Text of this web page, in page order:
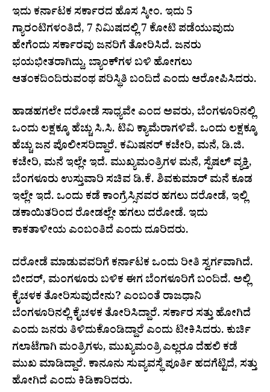
ಇದು ಕರ್ನಾಟಕ ಸರ್ಕಾರದ ಹೊಸ ಸ್ಕೀಂ. ಇದು 5
ಗ್ಯಾರಂಟಿಗಳಂತಿದೆ, 7 ನಿಮಿಷದಲ್ಲಿ 7 ಕೋಟಿ ಪಡೆಯುವುದು
ಹೇಗೆಂದು ಸರ್ಕಾರವು ಜನರಿಗೆ ತೋರಿಸಿದೆ. ಜನರು
ಭಯಭೀತರಾಗಿದ್ದು, ಬ್ಯಾಂಕ್‍ಗಳ ಬಳಿ ಹೋಗಲು
ಆತಂಕದಿಂದಿರುವಂಥ ಪರಿಸ್ಥಿತಿ ಬಂದಿದೆ ಎಂದು ಆರೋಪಿಸಿದರು.
ಹಾಡಹಗಲೇ ದರೋಡೆ ಸಾಧ್ಯವೇ ಎಂದ ಅವರು, ಬೆಂಗಳೂರಿನಲ್ಲಿ
ಒಂದು ಲಕ್ಷಕ್ಕೂ ಹೆಚ್ಚು ಸಿ.ಸಿ. ಟಿವಿ ಕ್ಯಾಮೆರಾಗಳಿವೆ. ಒಂದು ಲಕ್ಷಕ್ಕೂ
ಹೆಚ್ಚು ಜನ ಪೊಲೀಸರಿದ್ದಾರೆ. ಕಮಿಷನರ್ ಕಚೇರಿ, ಮನೆ, ಡಿ.ಜಿ.
ಕಚೇರಿ, ಮನೆ ಇಲ್ಲೇ ಇದೆ. ಮುಖ್ಯಮಂತ್ರಿಗಳ ಮನೆ, ಸ್ಪೆಷಲ್‌ ವ್ಯಕ್ತಿ,
ಬೆಂಗಳೂರು ಉಸ್ತುವಾರಿ ಸಚಿವ ಡಿ.ಕೆ. ಶಿವಕುಮಾರ್ ಮನೆ ಕೂಡ
ಇಲ್ಲೇ ಇದೆ. ಒಂದು ಕಡೆ ಕಾಂಗ್ರೆಸ್ಸಿನವರ ಹಗಲು ದರೋಡೆ, ಇಲ್ಲಿ
ಡಕಾಯಿತರಿಂದ ರೋಡಲ್ಲೇ ಹಗಲು ದರೋಡೆ. ಇದು
ಕಾಕತಾಳೀಯ ಎಂಬಂತಿದೆ ಎಂದು ದೂರಿದರು.
ದರೋಡೆ ಮಾಡುವವರಿಗೆ ಕರ್ನಾಟಕ ಒಂದು ರೀತಿ ಸ್ವರ್ಗವಾಗಿದೆ.
ಬೀದರ್, ಮಂಗಳೂರು ಬಳಿಕ ಈಗ ಬೆಂಗಳೂರಿಗೆ ಬಂದಿದೆ. ಅಲ್ಲಿ
ಕೈಚಳಕ ತೋರಿಸುವುದೇನು? ಎಂಬಂತೆ ರಾಜಧಾನಿ
ಬೆಂಗಳೂರಿನಲ್ಲಿ ಕೈಚಳಕ ತೋರಿಸಿದ್ದಾರೆ. ಸರ್ಕಾರ ಸತ್ತು ಹೋಗಿದೆ
ಎಂದು ಜನರು ತಿಳಿದುಕೊಂಡಿದ್ದಾರೆ ಎಂದು ಟೀಕಿಸಿದರು. ಕುರ್ಚಿ
ಗಲಾಟೆಗಾಗಿ ಮಂತ್ರಿಗಳು, ಮುಖ್ಯಮಂತ್ರಿ ಎಲ್ಲರೂ ದೆಹಲಿ ಕಡೆ
ಮುಖ ಮಾಡಿದ್ದಾರೆ. ಕಾನೂನು ಸುವ್ಯವಸ್ಥೆ ಪೂರ್ತಿ ಹದಗೆಟ್ಟಿದೆ, ಸತ್ತು
ಹೋಗಿದೆ ಎಂದು ಕಿಡಿಕಾರಿದರು.